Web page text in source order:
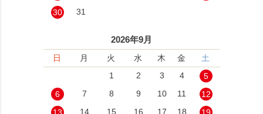
30
31
2026年9月
日 月 火 水 木 金
土
1
2 3 4
5
6
7 8 9 10 11
12
14 15 16 17 18